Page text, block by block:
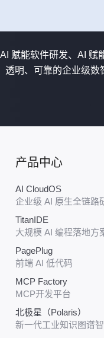
赋能软件研发、AI
明、可靠的企业级数
产品中心
AI CloudOS
企业级 AI 原生全链路
TitanIDE
大规模 AI 编程落地方
PagePlug
前端 AI 低代码
MCP Factory
MCP开发平台
北极星（Polaris）
新一代工业知识图谱